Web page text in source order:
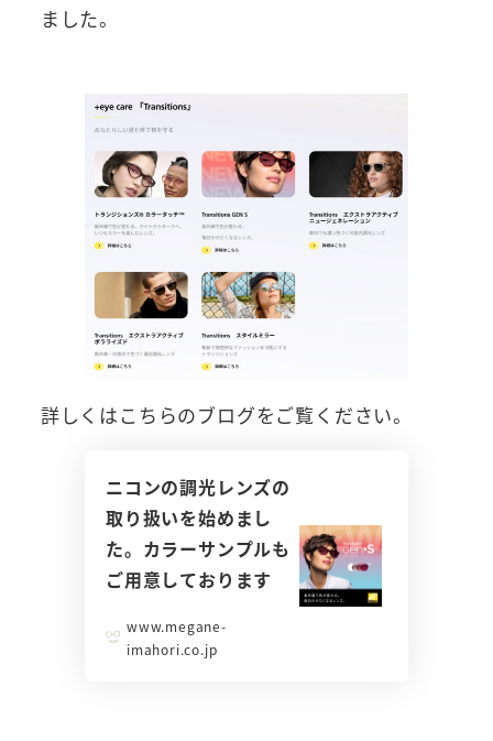
ました。
詳しくはこちらのブログをご覧ください。
ニコンの調光レンズの
取り扱いを始めまし
た。カラーサンプルも
ご用意しております
www.megane-
imahori.co.jp